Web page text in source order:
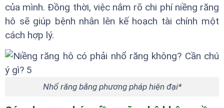
của mình. Đồng thời, việc nắm rõ chi phí niềng răng
hô sẽ giúp bệnh nhân lên kế hoạch tài chính một
cách hợp lý.
Nhổ răng bằng phương pháp hiện đại*